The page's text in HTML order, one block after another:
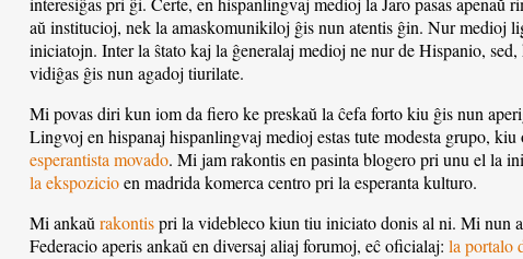
aŭ institucioj, nek la amaskomunikiloj ĝis nun atentis ĝin. Nur medioj
iniciatojn. Inter la ŝtato kaj la ĝeneralaj medioj ne nur de Hispanio,
vidiĝas ĝis nun agadoj tiurilate.
Mi povas diri kun iom da fiero ke preskaŭ la ĉefa forto kiu ĝis nun
Lingvoj en hispanaj hispanlingvaj medioj estas tute modesta grupo,
esperantista movado. Mi jam rakontis en pasinta blogero pri unu el la
la ekspozicioen madrida komerca centro pri la esperanta kulturo.
Mi ankaŭrakontispri la videbleco kiun tiu iniciato donis al ni. Mi nun
Federacio aperis ankaŭ en diversaj aliaj forumoj, eĉ oficialaj:la portalo